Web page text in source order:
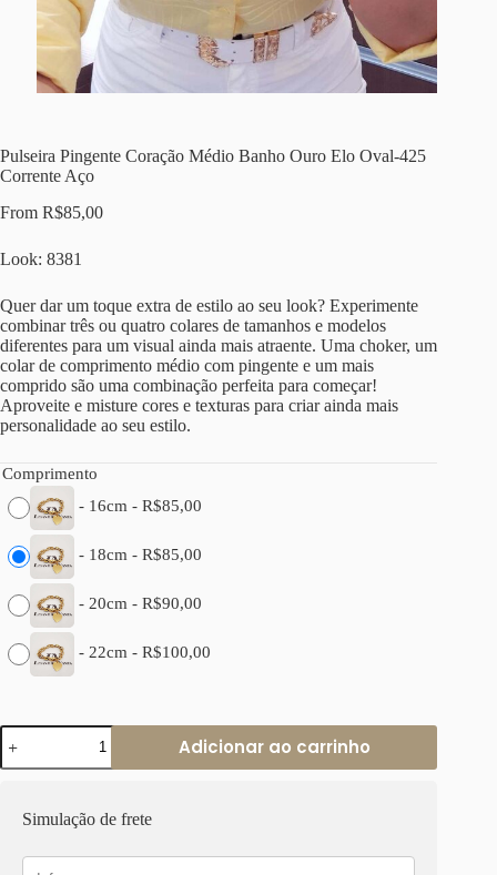
Pulseira Pingente Coração Médio Banho Ouro Elo Oval-425
Corrente Aço
From R$85,00
Look: 8381
Quer dar um toque extra de estilo ao seu look? Experimente
combinar três ou quatro colares de tamanhos e modelos
diferentes para um visual ainda mais atraente. Uma choker, um
colar de comprimento médio com pingente e um mais
comprido são uma combinação perfeita para começar!
Aproveite e misture cores e texturas para criar ainda mais
personalidade ao seu estilo.
Comprimento
- 16cm - R$85,00
- 18cm - R$85,00
- 20cm - R$90,00
- 22cm - R$100,00
Pulseira
Pingente
Coração
Ouro
Oval-
Adicionar ao carrinho
Simulação de frete